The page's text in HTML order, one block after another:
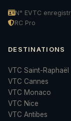
N° EVTC
RC Pro
DESTINATIONS
VTC Saint-Raphaël
VTC Cannes
VTC Monaco
VTC Nice
VTC Antibes